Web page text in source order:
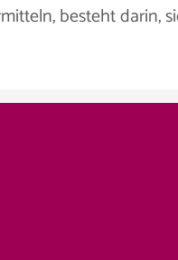
besteht darin,